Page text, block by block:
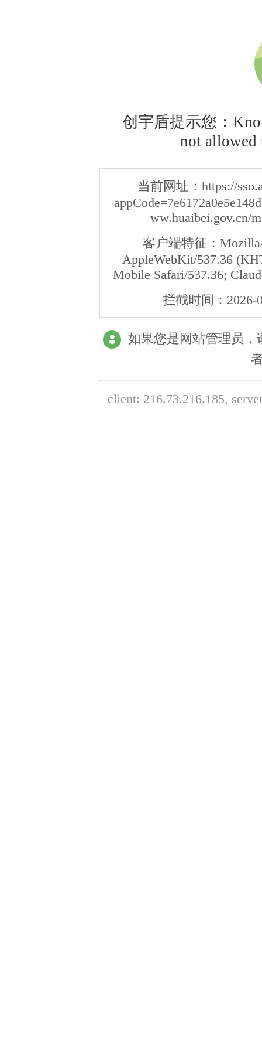
创宇盾提示您：
not
当前网址： https://
ww.huaibei.gov.cn/
客户端特征：
AppleWebKit/537.36
Mobile Safari/537.36;
拦截时间： 2026-
如果您是网站管理员
client: 216.73.216.185,